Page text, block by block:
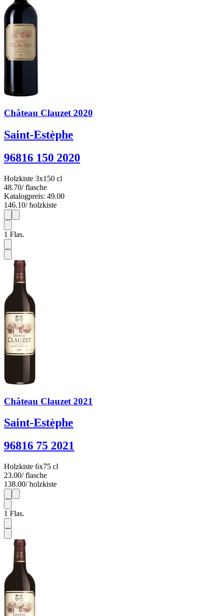
Château Clauzet 2020
Saint-Estèphe
96816 150 2020
Holzkiste 3x150 cl
48.70/ flasche
Katalogpreis: 49.00
146.10/ holzkiste
1
1 Flas.
Château Clauzet 2021
Saint-Estèphe
96816 75 2021
Holzkiste 6x75 cl
23.00/ flasche
138.00/ holzkiste
1
1 Flas.